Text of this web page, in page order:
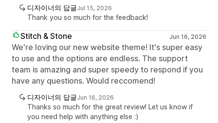
디자이너의 답글Jul 15, 2026
Thank you so much for the feedback!
Stitch & Stone Jun 16, 2026
We're loving our new website theme! It's super easy
to use and the options are endless. The support
team is amazing and super speedy to respond if you
have any questions. Would reccomend!
디자이너의 답글Jun 16, 2026
Thanks so much for the great review! Let us know if
you need help with anything else :)